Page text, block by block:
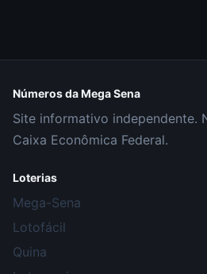
Números da Mega Sena
Site informativo independente.
Caixa Econômica Federal.
Loterias
Mega-Sena
Lotofácil
Quina